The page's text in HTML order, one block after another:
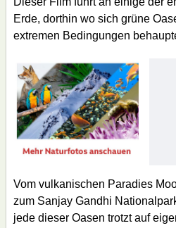
Erde, dorthin wo sich grüne
extremen Bedingungen
Vom vulkanischen Paradies
zum Sanjay Gandhi
jede dieser Oasen trotzt auf